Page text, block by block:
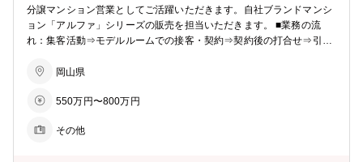
格査定・リフォーム企画・販売戦略まで、不動産投資の幅広い知識を
身につけられる ・区分マンション投資・リノベーション再販という成
長性のあるビジネスモデルに携われる ・成果がインセンティブに直結
入れ経験を活かして、さらに上流工程へキャリアアップできる ※一言
動産営業として市場分析・戦略立案まで経験を広げられる、成果が正
に生かされ、生きる」同グループは、地域社会において住まいや街づ
分譲マンション営業としてご活躍いただきます。自社ブランドマンシ
ョン「アルファ」シリーズの販売を担当いただきます。 ■業務の流
れ：集客活動⇒モデルルームでの接客・契約⇒契約後の打合せ⇒引渡
の住宅取得を検討からお引渡しまで一貫してサポートしていただきま
54社あるグループ展開により、幅の広いキャリアビジョンがありま
が同社の営業の特徴。若手からベテランまでをバランスよく配置した
岡山県
550万円〜800万円
その他